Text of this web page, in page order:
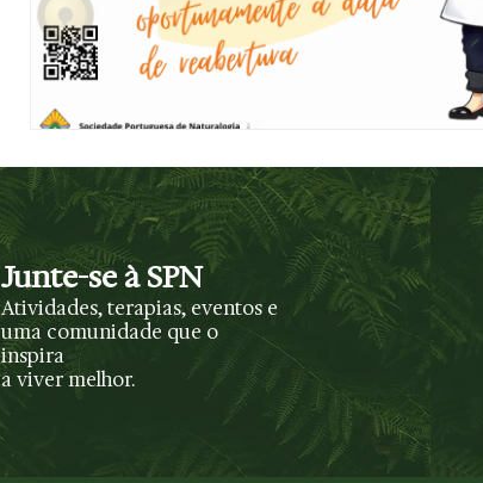
Junte-se à SPN
Atividades, terapias, eventos e
uma comunidade que o
inspira
a viver melhor.